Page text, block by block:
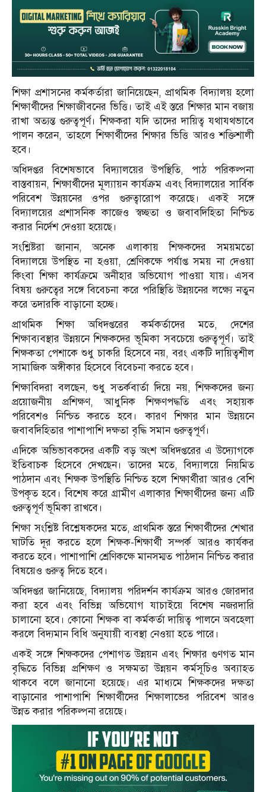
শিক্ষা প্রশাসনের কর্মকর্তারা জানিয়েছেন, প্রাথমিক বিদ্যালয় হলো
শিক্ষার্থীদের শিক্ষাজীবনের ভিত্তি। তাই এই স্তরে শিক্ষার মান বজায়
রাখা অত্যন্ত গুরুত্বপূর্ণ। শিক্ষকরা যদি তাদের দায়িত্ব যথাযথভাবে
পালন করেন, তাহলে শিক্ষার্থীদের শিক্ষার ভিত্তি আরও শক্তিশালী
হবে।
অধিদপ্তর বিশেষভাবে বিদ্যালয়ের উপস্থিতি, পাঠ পরিকল্পনা
বাস্তবায়ন, শিক্ষার্থীদের মূল্যায়ন কার্যক্রম এবং বিদ্যালয়ের সার্বিক
পরিবেশ উন্নয়নের ওপর গুরুত্বারোপ করেছে। একই সঙ্গে
বিদ্যালয়ের প্রশাসনিক কাজেও স্বচ্ছতা ও জবাবদিহিতা নিশ্চিত
করার নির্দেশ দেওয়া হয়েছে।
সংশ্লিষ্টরা জানান, অনেক এলাকায় শিক্ষকদের সময়মতো
বিদ্যালয়ে উপস্থিত না হওয়া, শ্রেণিকক্ষে পর্যাপ্ত সময় না দেওয়া
কিংবা শিক্ষা কার্যক্রমে অনীহার অভিযোগ পাওয়া যায়। এসব
বিষয় গুরুত্বের সঙ্গে বিবেচনা করে পরিস্থিতি উন্নয়নের লক্ষ্যে নতুন
করে তদারকি বাড়ানো হচ্ছে।
প্রাথমিক শিক্ষা অধিদপ্তরের কর্মকর্তাদের মতে, দেশের
শিক্ষাব্যবস্থার উন্নয়নে শিক্ষকদের ভূমিকা সবচেয়ে গুরুত্বপূর্ণ। তাই
শিক্ষকতা পেশাকে শুধু চাকরি হিসেবে নয়, বরং একটি দায়িত্বশীল
সামাজিক অঙ্গীকার হিসেবে বিবেচনা করতে হবে।
শিক্ষাবিদরা বলছেন, শুধু সতর্কবার্তা দিয়ে নয়, শিক্ষকদের জন্য
প্রয়োজনীয় প্রশিক্ষণ, আধুনিক শিক্ষণপদ্ধতি এবং সহায়ক
পরিবেশও নিশ্চিত করতে হবে। কারণ শিক্ষার মান উন্নয়নে
জবাবদিহিতার পাশাপাশি দক্ষতা বৃদ্ধি সমান গুরুত্বপূর্ণ।
এদিকে অভিভাবকদের একটি বড় অংশ অধিদপ্তরের এ উদ্যোগকে
ইতিবাচক হিসেবে দেখছেন। তাদের মতে, বিদ্যালয়ে নিয়মিত
পাঠদান এবং শিক্ষক উপস্থিতি নিশ্চিত হলে শিক্ষার্থীরা আরও বেশি
উপকৃত হবে। বিশেষ করে গ্রামীণ এলাকার শিক্ষার্থীদের জন্য এটি
গুরুত্বপূর্ণ ভূমিকা রাখবে।
শিক্ষা সংশ্লিষ্ট বিশ্লেষকদের মতে, প্রাথমিক স্তরে শিক্ষার্থীদের শেখার
ঘাটতি দূর করতে হলে শিক্ষক-শিক্ষার্থী সম্পর্ক আরও কার্যকর
করতে হবে। পাশাপাশি শ্রেণিকক্ষে মানসম্মত পাঠদান নিশ্চিত করার
বিষয়েও গুরুত্ব দিতে হবে।
অধিদপ্তর জানিয়েছে, বিদ্যালয় পরিদর্শন কার্যক্রম আরও জোরদার
করা হবে এবং বিভিন্ন অভিযোগ যাচাইয়ে বিশেষ নজরদারি
চালানো হবে। কোনো শিক্ষক বা কর্মকর্তা দায়িত্ব পালনে অবহেলা
করলে বিদ্যমান বিধি অনুযায়ী ব্যবস্থা নেওয়া হতে পারে।
একই সঙ্গে শিক্ষকদের পেশাগত উন্নয়ন এবং শিক্ষার গুণগত মান
বৃদ্ধিতে বিভিন্ন প্রশিক্ষণ ও সক্ষমতা উন্নয়ন কর্মসূচিও অব্যাহত
থাকবে বলে জানানো হয়েছে। এর মাধ্যমে শিক্ষকদের দক্ষতা
বাড়ানোর পাশাপাশি শিক্ষার্থীদের শিক্ষালাভের পরিবেশ আরও
উন্নত করার পরিকল্পনা রয়েছে।